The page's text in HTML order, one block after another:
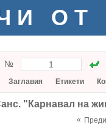
ОТ
№
Заглавия Етикети
"Карнавал на
«